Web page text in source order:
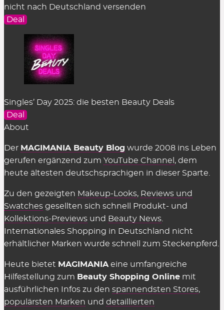
nicht nach Deutschland versenden
Deal
Singles’ Day 2025: die besten Beauty Deals
Deal
About
Der MAGIMANIA Beauty Blog wurde 2008 ins Leben
gerufen ergänzend zum YouTube Channel , dem
heute ältesten deutschsprachigen in dieser Sparte.
Zu den gezeigten Makeup-Looks, Reviews und
Swatches gesellten sich schnell Produkt- und
Kollektions-Previews und Beauty News
Internationales Shopping in Deutschland nicht
erhältlicher Marken wurde schnell zum Steckenpferd.
Heute bietet MAGIMANIA eine umfangreiche
Hilfestellung zum Beauty Shopping Online mit
ausführlichen Infos zu den spannendsten Stores,
populärsten Marken und detaillierten